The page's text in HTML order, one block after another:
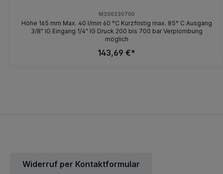
M200230700
Höhe 165 mm Max. 40 l/min 60 °C Kurzfristig max. 85° C Ausgang
3/8" IG Eingang 1/4" IG Druck 200 bis 700 bar Verplombung
möglich
143,69 €*
Widerruf per Kontaktformular